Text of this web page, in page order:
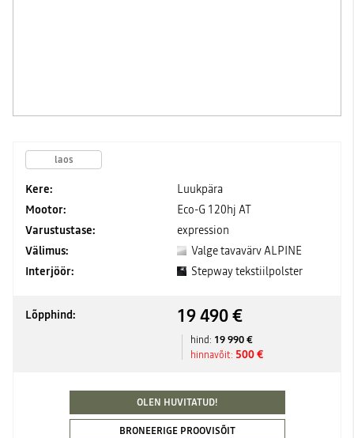
laos
Kere:
Luukpära
Mootor:
Eco-G 120hj AT
Varustustase:
expression
Välimus:
Valge tavavärv ALPINE
Interjöör:
Stepway tekstiilpolster
Lõpphind: 19 490 €
hind: 19 990 €
hinnavõit: 500 €
OLEN HUVITATUD!
BRONEERIGE PROOVISÕIT